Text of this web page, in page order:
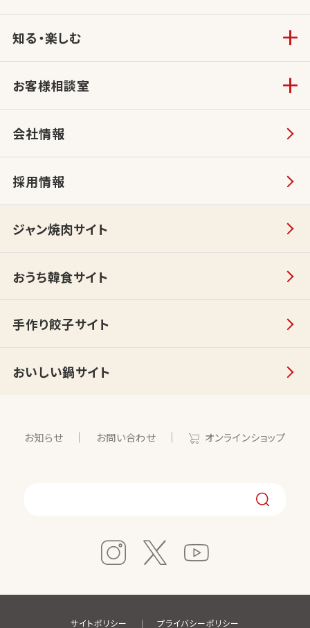
知る・楽しむ
お客様相談室
会社情報
採用情報
ジャン焼肉サイト
おうち韓食サイト
手作り餃子サイト
おいしい鍋サイト
お知らせ お問い合わせ オンラインショップ
サイトポリシー プライバシーポリシー